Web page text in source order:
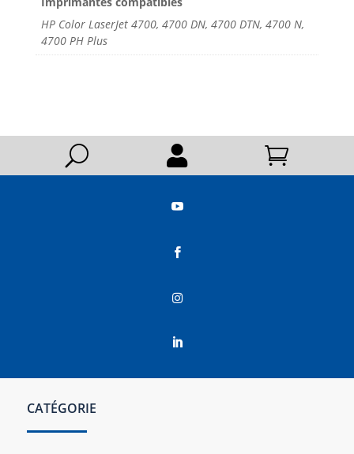
HP Color LaserJet 4700, 4700 DN, 4700 DTN, 4700 N,
4700 PH Plus
U  




CATÉGORIE